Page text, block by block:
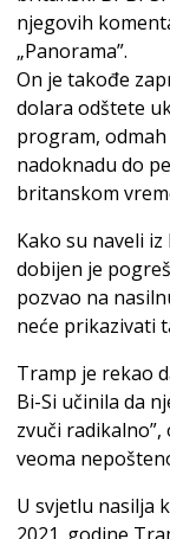
njegovih
„Panorama”.
On je takođe
dolara odštete
program,
nadoknadu do
britanskom
Kako su naveli
dobijen je
pozvao na
neće prikazivati
Tramp je rekao
Bi-Si učinila da
zvuči
veoma
U svjetlu nasilja
2021. godine